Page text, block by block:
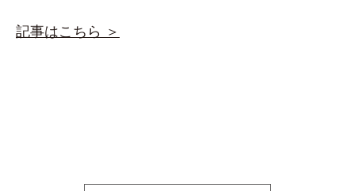
記事はこちら ＞